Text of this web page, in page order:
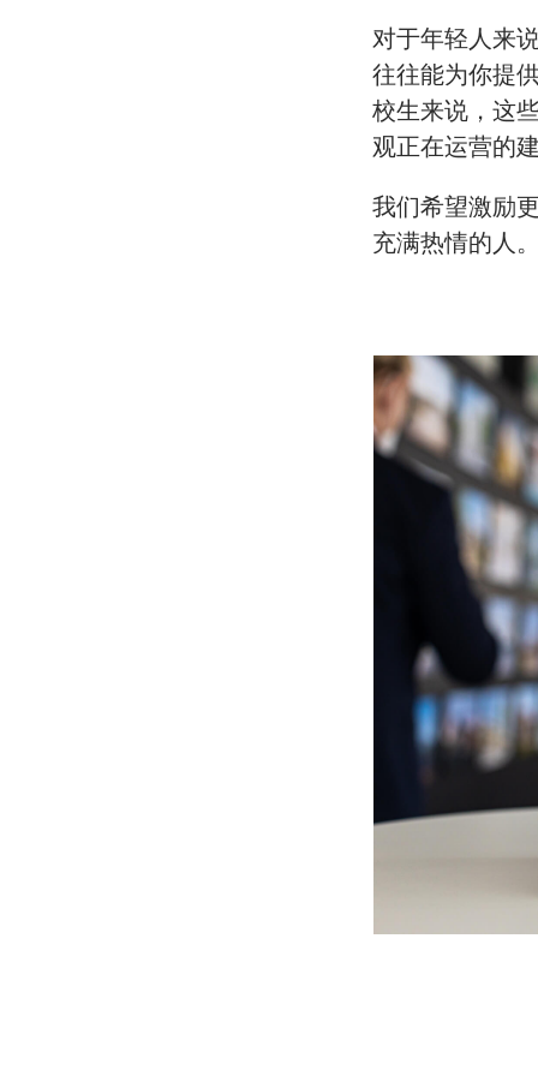
对于年轻人来
往往能为你提
校生来说，这
观正在运营的
我们希望激励
充满热情的人